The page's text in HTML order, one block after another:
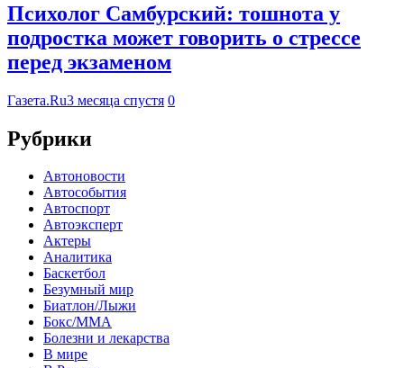
Психолог Самбурский: тошнота у
подростка может говорить о стрессе
перед экзаменом
Газета.Ru3 месяца спустя 0
Рубрики
Автоновости
Автособытия
Автоспорт
Автоэксперт
Актеры
Аналитика
Баскетбол
Безумный мир
Биатлон/Лыжи
Бокс/MMA
Болезни и лекарства
В мире